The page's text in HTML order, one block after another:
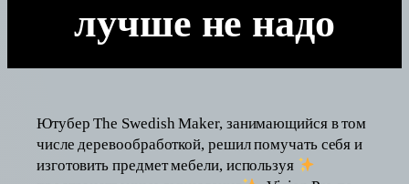
лучше не надо
Ютубер The Swedish Maker, занимающийся в том
числе деревообработкой, решил помучать себя и
изготовить предмет мебели, используя